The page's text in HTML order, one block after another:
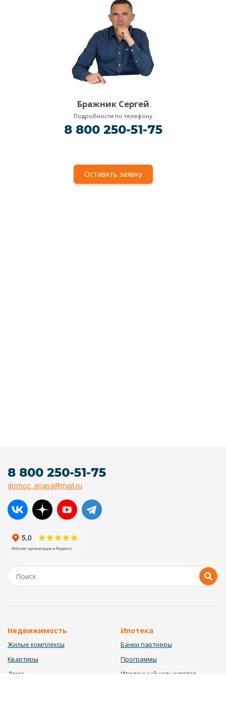
Бражник Сергей
Подробности по телефону
8 800 250-51-75
Оставить заявку
8 800 250-51-75
domoc_anapa@mail.ru
Недвижимость
Жилые комплексы
Квартиры
Дома
Ипотека
Банки партнеры
Программы
Ипотечный калькулятор